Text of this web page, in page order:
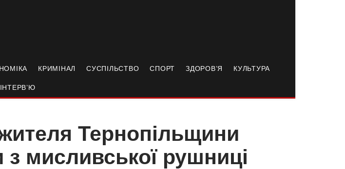
КРИМІНАЛ СУСПІЛЬСТВО СПОРТ ЗДОРОВ’Я КУЛЬТУРА
ІНТЕРВ’Ю
Тернопільщини
з мисливської рушниці